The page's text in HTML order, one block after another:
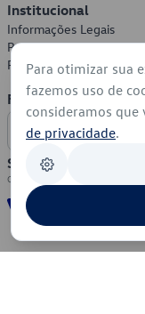
Institucional
Informações Legais
Política de Privacidade
Política de Cookies
Formas de
Segurança
Para otimizar sua
fazemos uso de
consideramos que
de privacidade.